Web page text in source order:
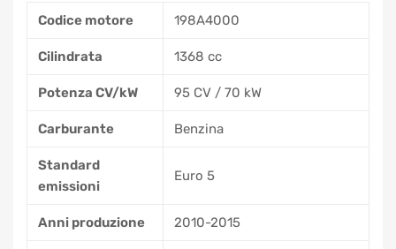
Codice motore 198A4000
Cilindrata 1368 cc
Potenza CV/kW 95 CV / 70 kW
Carburante Benzina
Standard
emissioni
Euro 5
Anni produzione 2010-2015